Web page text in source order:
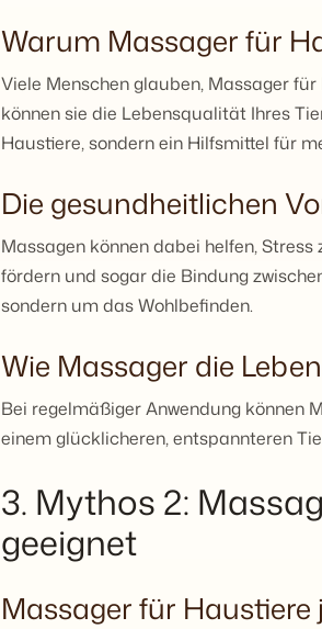
Warum Massager für
Viele Menschen glauben, Massager
können sie die Lebensqualität Ihres
Haustiere, sondern ein Hilfsmittel für
Die gesundheitlichen
Massagen können dabei helfen,
fördern und sogar die Bindung
sondern um das Wohlbefinden.
Wie Massager die
Bei regelmäßiger Anwendung können
einem glücklicheren, entspannteren
3. Mythos 2:
geeignet
Massager für Haustiere